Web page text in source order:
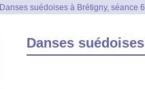
Danses suédoises à Brétigny, séance 6
Danses